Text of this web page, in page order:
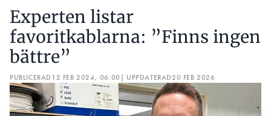
Experten listar
favoritkablarna: ”Finns ingen
bättre”
PUBLICERAD 12 FEB 2024, 06:00 | UPPDATERAD20 FEB 2026